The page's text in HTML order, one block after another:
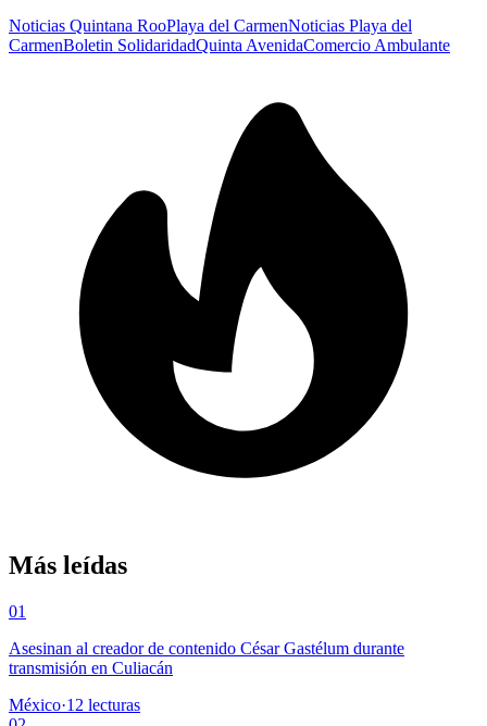
Noticias Quintana RooPlaya del CarmenNoticias Playa del
CarmenBoletin SolidaridadQuinta AvenidaComercio Ambulante
Más leídas
01
Asesinan al creador de contenido César Gastélum durante
transmisión en Culiacán
México·12 lecturas